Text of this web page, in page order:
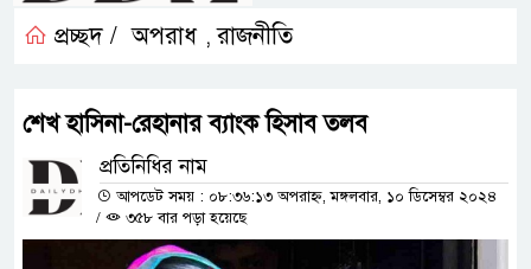
প্রচ্ছদ / অপরাধ ,রাজনীতি
শেখ হাসিনা-রেহানার ব্যাংক হিসাব তলব
প্রতিনিধির নাম
আপডেট সময় : ০৮:৩৬:১৩ অপরাহ্ন, মঙ্গলবার, ১০ ডিসেম্বর ২০২৪
/
৩৫৮ বার পড়া হয়েছে